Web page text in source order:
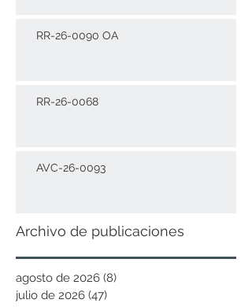
RR-26-0090 OA
RR-26-0068
AVC-26-0093
Archivo de publicaciones
agosto de 2026 (8)
julio de 2026 (47)